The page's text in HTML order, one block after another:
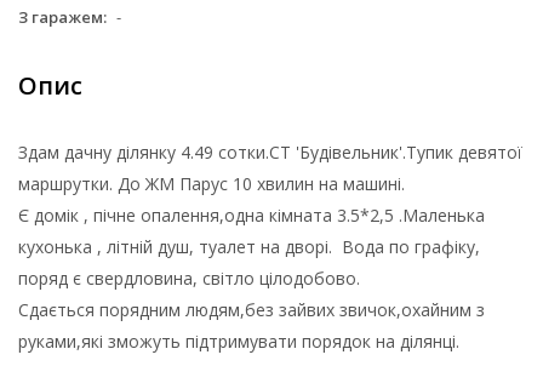
З гаражем: -
Опис
Здам дачну ділянку 4.49 сотки.СТ 'Будівельник'.Тупик девятої
маршрутки. До ЖМ Парус 10 хвилин на машині.
Є домік , пічне опалення,одна кімната 3.5*2,5 .Маленька
кухонька , літній душ, туалет на дворі. Вода по графіку,
поряд є свердловина, світло цілодобово.
Сдається порядним людям,без зайвих звичок,охайним з
руками,які зможуть підтримувати порядок на ділянці.